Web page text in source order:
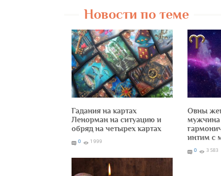
Новости по теме
Гадания на картах
Ленорман на ситуацию и
обряд на четырех картах
0 1 999
Овны
мужчина
интим с
0 3 583